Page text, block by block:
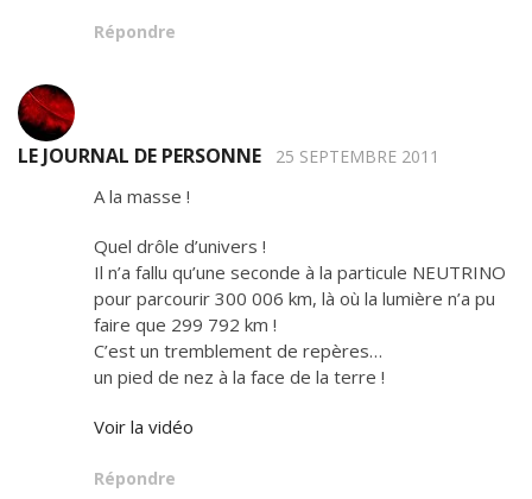
Répondre
LE JOURNAL DE PERSONNE 25 SEPTEMBRE 2011
A la masse !
Quel drôle d’univers !
Il n’a fallu qu’une seconde à la particule NEUTRINO
pour parcourir 300 006 km, là où la lumière n’a pu
faire que 299 792 km !
C’est un tremblement de repères…
un pied de nez à la face de la terre !
Voir la vidéo
Répondre